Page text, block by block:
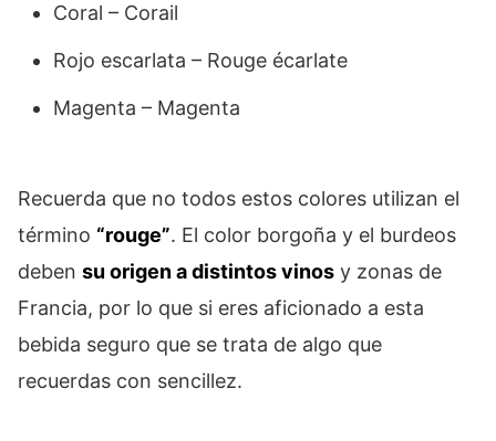
Coral – Corail
Rojo escarlata – Rouge écarlate
Magenta – Magenta
Recuerda que no todos estos colores utilizan el
término “rouge”. El color borgoña y el burdeos
deben su origen a distintos vinos y zonas de
Francia, por lo que si eres aficionado a esta
bebida seguro que se trata de algo que
recuerdas con sencillez.